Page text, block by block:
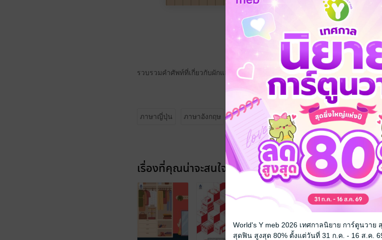
ความยาว
ราคาปก
รวบรวมคำศัพท์ที่เกี่ยวกับผักและผลไม้ของไทยและญี่ปุ่น พร้อมภาพประกอบที่ช่วยใ
ภาษาญี่ปุ่น ภาษาอังกฤษ คำศัพท์
เรื่องที่คุณน่าจะสนใจ
World's Y meb 2026 เทศกาลนิยาย การ์ตูนวาย
สุดฟิน สูงสุด 80% ตั้งแต่วันที่ 31 ก.ค. - 16 ส.ค.